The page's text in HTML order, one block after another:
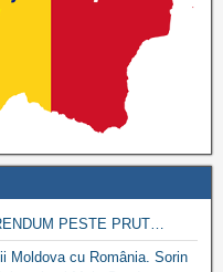
PESTE PRUT…
Moldova cu România. Sorin